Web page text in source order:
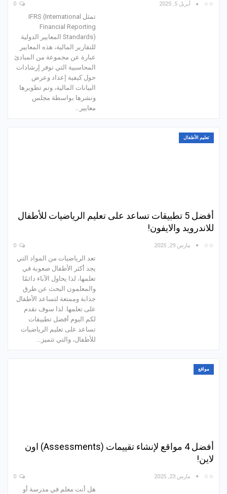
☆☆ أبريل 5, 2025
تمثل IFRS (International
Financial Reporting
Standards) المعايير الدولية
للتقارير المالية، هذه المعايير
عبارة عن مجموعة من المبادئ
المحاسبية التي توفر إرشادات
حول كيفية إعداد وعرض
البيانات المالية، وتم تطويرها
ونشرها بواسطة مجلس
معايير…
تعليم الأطفال
أفضل 5 تطبيقات تساعد على تعليم الرياضيات للأطفال
للاندرويد والايفون!
☆☆ مارس 29, 2025
تعد الرياضيات من المواد التي
يجد أكثر الأطفال صعوبة في
تعلمها، لذا يحاول الآباء دائمًا
والمعلمون البحث عن طرق
جذابة وممتعة لتساعد الأطفال
على تعلمها. لذا سوف نقدم
لكم اليوم أفضل تطبيقات
تساعد على تعليم الرياضيات
للأطفال، والتي تتميز…
مواقع
أفضل 4 مواقع لإنشاء تقييمات (Assessments) اون
لاين!
☆☆ مارس 23, 2025
هل أنت معلم في مدرسة أو